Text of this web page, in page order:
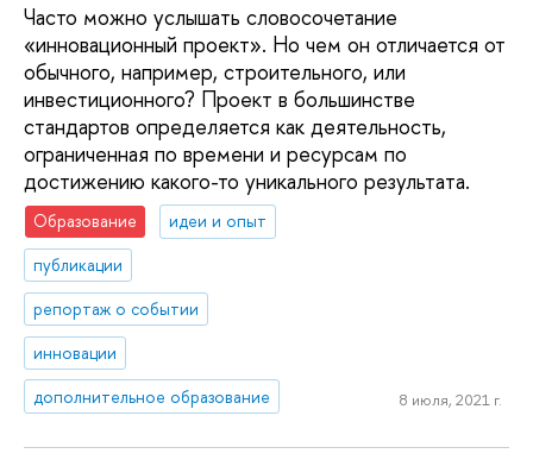
Часто можно услышать словосочетание
«инновационный проект». Но чем он отличается от
обычного, например, строительного, или
инвестиционного? Проект в большинстве
стандартов определяется как деятельность,
ограниченная по времени и ресурсам по
достижению какого-то уникального результата.
Образование
идеи и опыт
публикации
репортаж о событии
инновации
дополнительное образование
8 июля, 2021 г.